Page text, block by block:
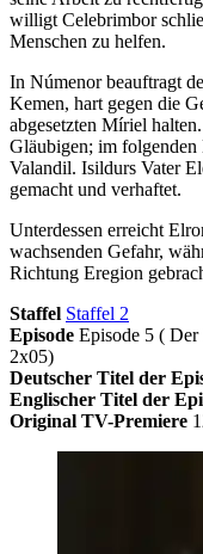
willigt Celebrimbor
Menschen zu helfen.
In Númenor beauftragt
Kemen, hart gegen die
abgesetzten Míriel
Gläubigen; im folgenden
Valandil. Isildurs Vater
gemacht und verhaftet.
Unterdessen erreicht
wachsenden Gefahr,
Richtung Eregion
Staffel Staffel 2
Episode Episode 5 (
2x05)
Deutscher Titel der
Englischer Titel der
Original TV-Premiere